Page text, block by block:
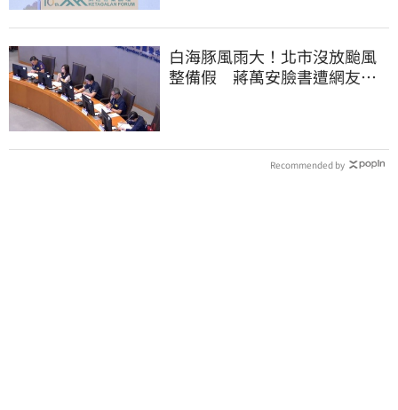
白海豚風雨大！北市沒放颱風
整備假 蔣萬安臉書遭網友灌
Recommended by